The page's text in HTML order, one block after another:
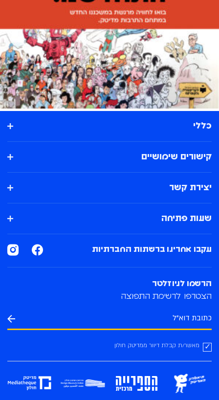
כללי
קישורים שימושיים
יצירת קשר
שעות פתיחה
הרשמו לניוזלטר
הצטרפו לרשימת התפוצה
מאשר/ת קבלת דיוור ממדיטק חולון
עקבו אחרינו ברשתות החברתיות